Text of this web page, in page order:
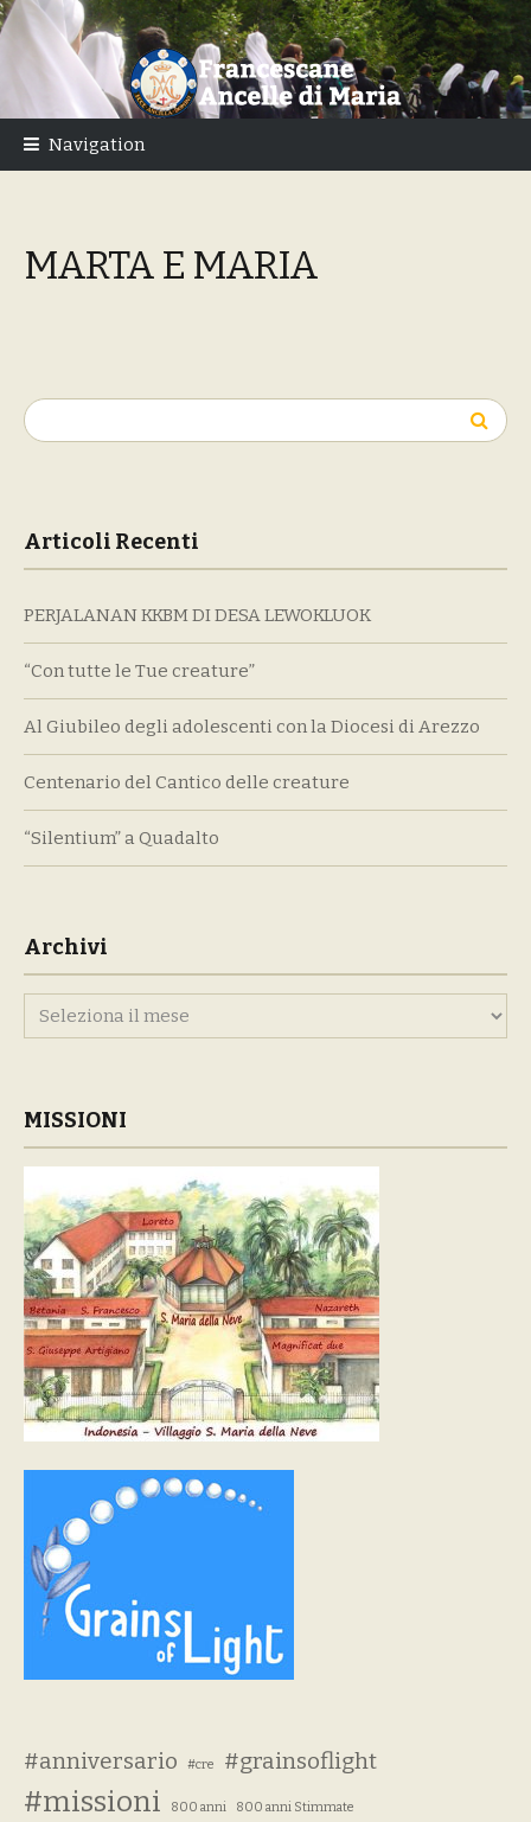
navigation
content
Navigation
MARTA E MARIA
Ricerca
per:
Articoli Recenti
PERJALANAN KKBM DI DESA LEWOKLUOK
“Con tutte le Tue creature”
Al Giubileo degli adolescenti con la Diocesi di Arezzo
Centenario del Cantico delle creature
“Silentium” a Quadalto
Archivi
Archivi
MISSIONI
#anniversario #cre #grainsoflight
#missioni 800 anni 800 anni Stimmate